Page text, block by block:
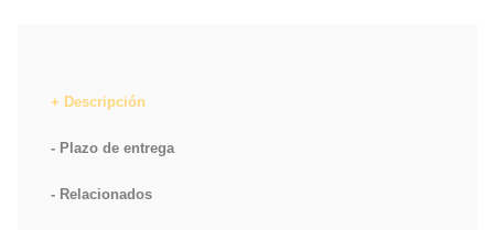
Descripción
Plazo de entrega
Relacionados